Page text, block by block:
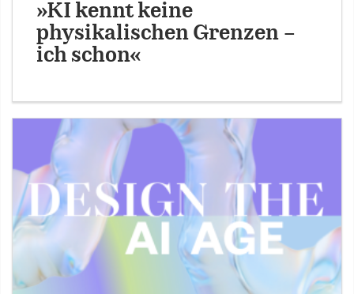
»KI kennt keine
physikalischen Grenzen –
ich schon«